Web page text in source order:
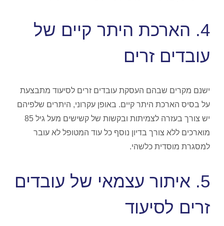
4. הארכת היתר קיים של
עובדים זרים
ישנם מקרים שבהם העסקת עובדים זרים לסיעוד מתבצעת
על בסיס הארכת היתר קיים. באופן עקרוני, היתרים שלפיהם
יש צורך בעזרה לצמיתות ובקשות של קשישים מעל גיל 85
מוארכים ללא צורך בדיון נוסף כל עוד המטופל לא עובר
למסגרת מוסדית כלשהי.
5. איתור עצמאי של עובדים
זרים לסיעוד